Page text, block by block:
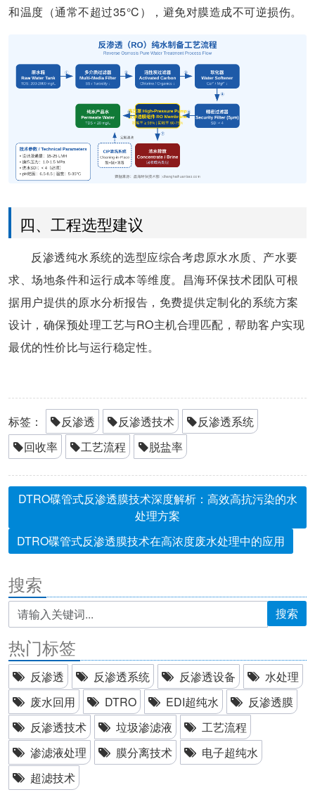
和温度（通常不超过35°C），避免对膜造成不可逆损伤。
四、工程选型建议
反渗透纯水系统的选型应综合考虑原水水质、产水要
求、场地条件和运行成本等维度。昌海环保技术团队可根
据用户提供的原水分析报告，免费提供定制化的系统方案
设计，确保预处理工艺与RO主机合理匹配，帮助客户实现
最优的性价比与运行稳定性。
标签： 反渗透 反渗透技术
反渗透系统
回收率
工艺流程 脱盐率
DTRO碟管式反渗透膜技术深度解析：高效高抗污染的水
处理方案
DTRO碟管式反渗透膜技术在高浓度废水处理中的应用
搜索
搜索
热门标签
反渗透 反渗透系统 反渗透设备
水处理
废水回用
DTRO EDI超纯水
反渗透膜
反渗透技术
垃圾渗滤液
工艺流程
渗滤液处理
膜分离技术
电子超纯水
超滤技术